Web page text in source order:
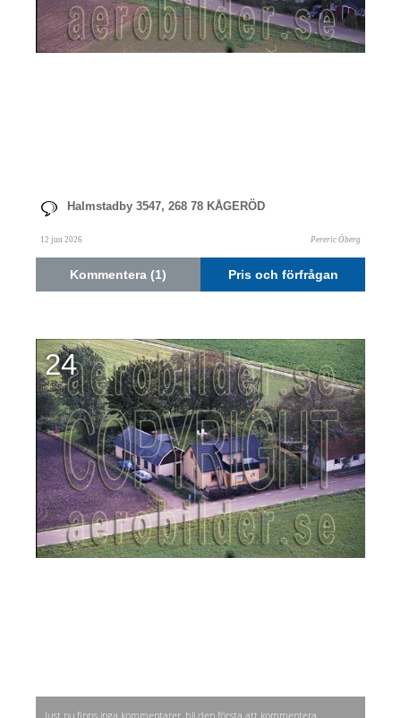
Halmstadby 3547, 268 78 KÅGERÖD
12 jun 2026 Pereric Öberg
Kommentera (1) Pris och förfrågan
24
Just nu finns inga kommentarer, bli den första att kommentera.